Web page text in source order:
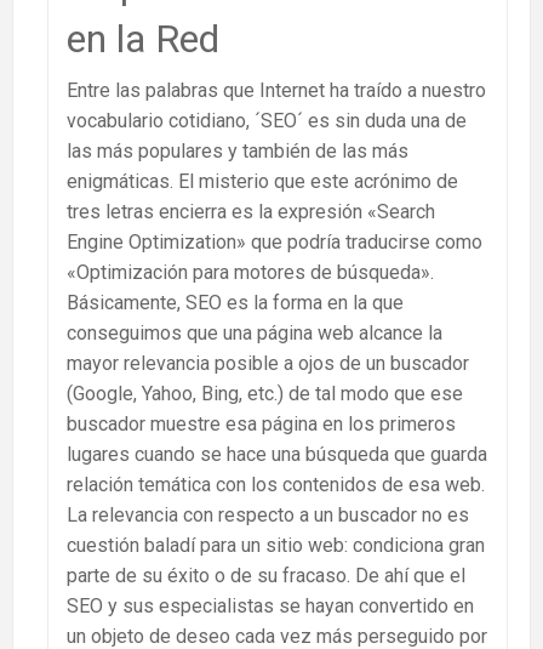
en la Red
Entre las palabras que Internet ha traído a nuestro
vocabulario cotidiano, ´SEO´ es sin duda una de
las más populares y también de las más
enigmáticas. El misterio que este acrónimo de
tres letras encierra es la expresión «Search
Engine Optimization» que podría traducirse como
«Optimización para motores de búsqueda».
Básicamente, SEO es la forma en la que
conseguimos que una página web alcance la
mayor relevancia posible a ojos de un buscador
(Google, Yahoo, Bing, etc.) de tal modo que ese
buscador muestre esa página en los primeros
lugares cuando se hace una búsqueda que guarda
relación temática con los contenidos de esa web.
La relevancia con respecto a un buscador no es
cuestión baladí para un sitio web: condiciona gran
parte de su éxito o de su fracaso. De ahí que el
SEO y sus especialistas se hayan convertido en
un objeto de deseo cada vez más perseguido por